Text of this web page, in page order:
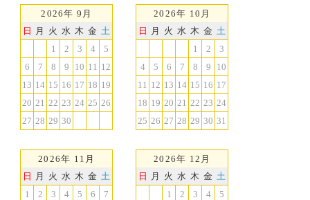
2026年 9月
日
月 火 水 木 金 土
1
2 3 4
5
6
7 8 9 10 11 12
13 14 15 16 17 18 19
20 21 22 23 24 25 26
27 28 29 30
2026年 10月
日
月 火 水 木 金 土
1
2
3
4
5 6 7 8 9
10
11 12 13 14 15 16 17
18 19 20 21 22 23 24
25 26 27 28 29 30 31
2026年 11月
日
月 火 水 木 金 土
1
2 3 4 5 6
7
2026年 12月
日
月 火 水 木 金 土
1
2 3 4
5